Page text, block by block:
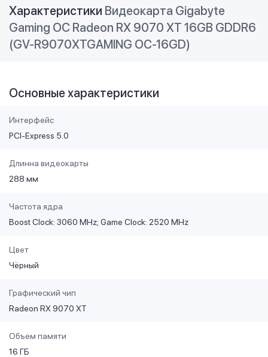
Характеристики Видеокарта Gigabyte
Gaming OC Radeon RX 9070 XT 16GB GDDR6
(GV-R9070XTGAMING OC-16GD)
Основные характеристики
Интерфейс
PCI-Express 5.0
Длинна видеокарты
288 мм
Частота ядра
Boost Clock: 3060 MHz; Game Clock: 2520 MHz
Цвет
Чёрный
Графический чип
Radeon RX 9070 XT
Объем памяти
16 ГБ